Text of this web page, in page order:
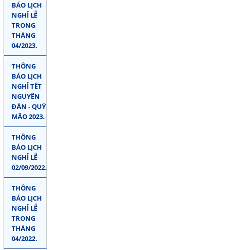
BÁO LỊCH
NGHỈ LỄ
TRONG
THÁNG
04/2023.
THÔNG
BÁO LỊCH
NGHỈ TẾT
NGUYÊN
ĐÁN - QUÝ
MÃO 2023.
THÔNG
BÁO LỊCH
NGHỈ LỄ
02/09/2022.
THÔNG
BÁO LỊCH
NGHỈ LỄ
TRONG
THÁNG
04/2022.